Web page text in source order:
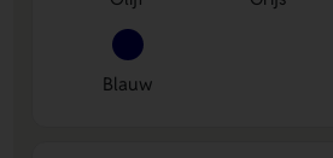
ontwerp aanbrengen voor een
relatiegeschenk.
Praktisch in gebruik
Blauw